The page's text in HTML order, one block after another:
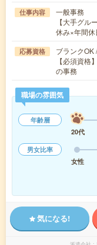
仕事内容
一般事務
【大手グル
休み×年間
応募資格
ブランクOK
【必須資格
の事務
職場の雰囲気
年齢層
20代
男女比率
女性
気になる!